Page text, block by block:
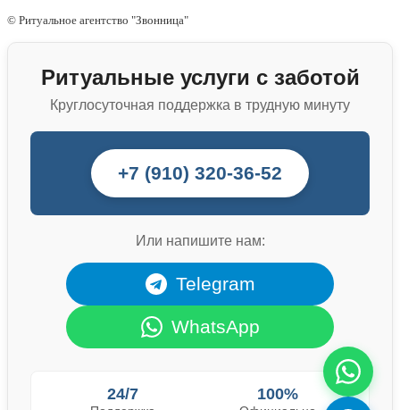
© Ритуальное агентство "Звонница"
Ритуальные услуги с заботой
Круглосуточная поддержка в трудную минуту
+7 (910) 320-36-52
Или напишите нам:
Telegram
WhatsApp
24/7 100%